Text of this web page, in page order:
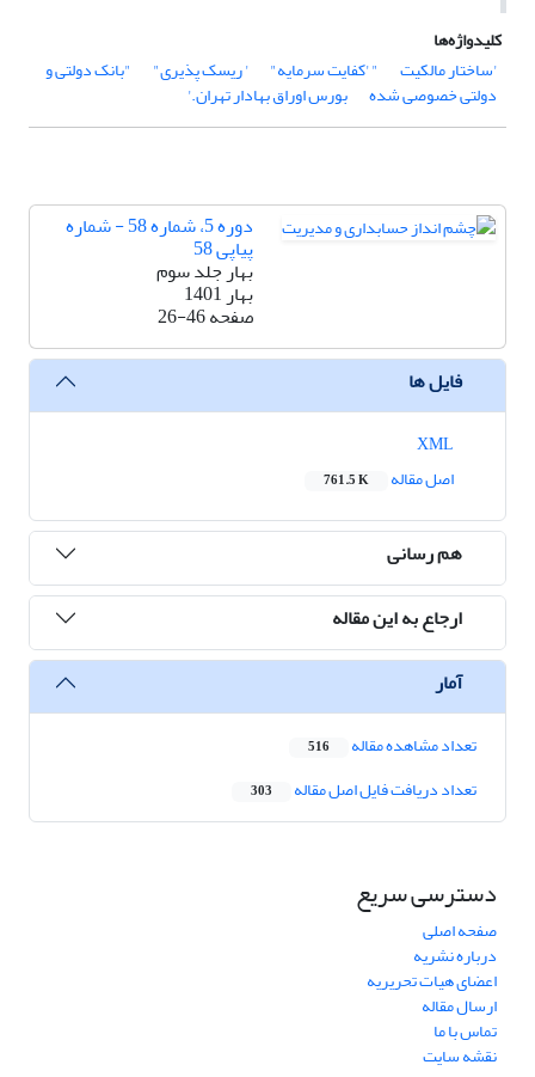
کلیدواژه‌ها
'ساختار مالکیت
" 'کفایت سرمایه" ' ریسک پذیری" "بانک دولتی و
دولتی خصوصی شده بورس اوراق بهادار تهران.'
دوره 5، شماره 58 - شماره
پیاپی 58
بهار جلد سوم
بهار 1401
صفحه26-46
فایل ها
اصل مقاله
761.5 K
هم رسانی
ارجاع به این مقاله
آمار
تعداد مشاهده مقاله 516
تعداد دریافت فایل اصل مقاله 303
دسترسی سریع
صفحه اصلی
درباره نشریه
اعضای هیات تحریریه
ارسال مقاله
تماس با ما
نقشه سایت